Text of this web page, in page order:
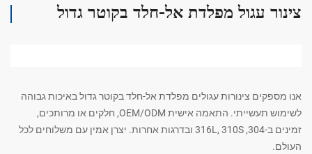
צינור עגול מפלדת אל-חלד בקוטר גדול
אנו מספקים צינורות עגולים מפלדת אל-חלד בקוטר גדול באיכות גבוהה
לשימוש תעשייתי. התאמה אישית OEM/ODM, חלקים או מרותכים,
זמינים ב-304, 316L, 310S ובדרגות אחרות. יצרן אמין עם משלוחים לכל
העולם.